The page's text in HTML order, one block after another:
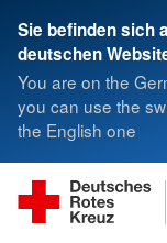
Sie befinden sich
deutschen
You are on the
you can use the
the English one